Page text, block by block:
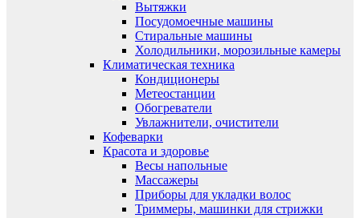
Вытяжки
Посудомоечные машины
Стиральные машины
Холодильники, морозильные камеры
Климатическая техника
Кондиционеры
Метеостанции
Обогреватели
Увлажнители, очистители
Кофеварки
Красота и здоровье
Весы напольные
Массажеры
Приборы для укладки волос
Триммеры, машинки для стрижки